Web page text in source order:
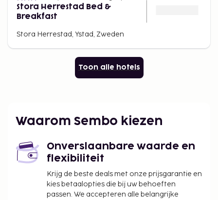
Stora Herrestad Bed &
Breakfast
Stora Herrestad, Ystad, Zweden
Toon alle hotels
Waarom Sembo kiezen
Onverslaanbare waarde en
flexibiliteit
Krijg de beste deals met onze prijsgarantie en
kies betaalopties die bij uw behoeften
passen. We accepteren alle belangrijke